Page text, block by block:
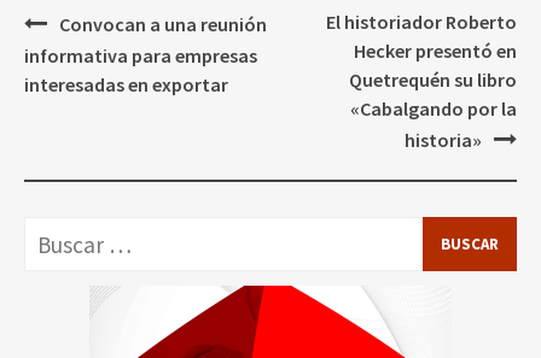
Navegación
de
entradas
Convocan a una reunión
informativa para empresas
interesadas en exportar
El historiador Roberto
Hecker presentó en
Quetrequén su libro
«Cabalgando por la
historia»
Buscar: